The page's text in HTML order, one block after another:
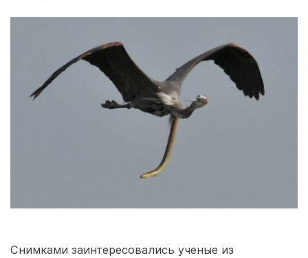
Снимками заинтересовались ученые из